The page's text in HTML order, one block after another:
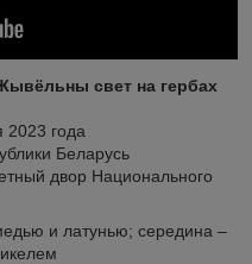
свет на гербах
2023 года
Беларусь
двор Национального
и латунью; середина –